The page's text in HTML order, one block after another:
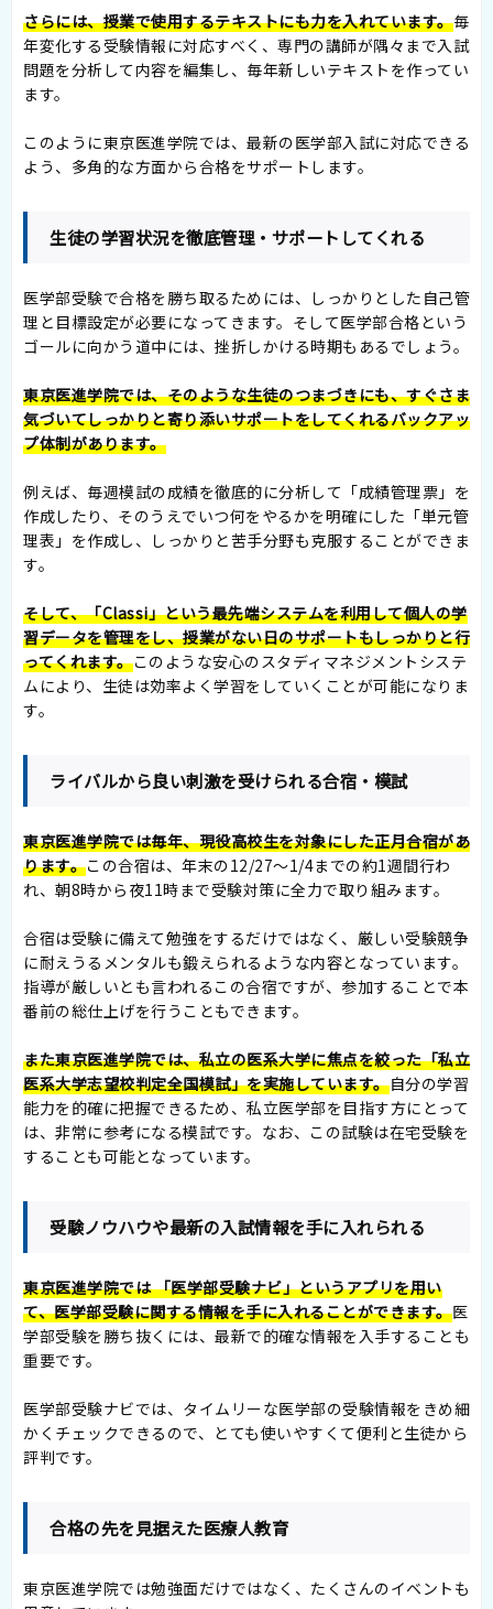
さらには、授業で使用するテキストにも力を入れています。毎
年変化する受験情報に対応すべく、専門の講師が隅々まで入試
問題を分析して内容を編集し、毎年新しいテキストを作ってい
ます。
このように東京医進学院では、最新の医学部入試に対応できる
よう、多角的な方面から合格をサポートします。
生徒の学習状況を徹底管理・サポートしてくれる
医学部受験で合格を勝ち取るためには、しっかりとした自己管
理と目標設定が必要になってきます。そして医学部合格という
ゴールに向かう道中には、挫折しかける時期もあるでしょう。
東京医進学院では、そのような生徒のつまづきにも、すぐさま
気づいてしっかりと寄り添いサポートをしてくれるバックアッ
プ体制があります。
例えば、毎週模試の成績を徹底的に分析して「成績管理票」を
作成したり、そのうえでいつ何をやるかを明確にした「単元管
理表」を作成し、しっかりと苦手分野も克服することができま
す。
そして、「Classi」という最先端システムを利用して個人の学
習データを管理をし、授業がない日のサポートもしっかりと行
ってくれます。このような安心のスタディマネジメントシステ
ムにより、生徒は効率よく学習をしていくことが可能になりま
す。
ライバルから良い刺激を受けられる合宿・模試
東京医進学院では毎年、現役高校生を対象にした正月合宿があ
ります。この合宿は、年末の12/27～1/4までの約1週間行わ
れ、朝8時から夜11時まで受験対策に全力で取り組みます。
合宿は受験に備えて勉強をするだけではなく、厳しい受験競争
に耐えうるメンタルも鍛えられるような内容となっています。
指導が厳しいとも言われるこの合宿ですが、参加することで本
番前の総仕上げを行うこともできます。
また東京医進学院では、私立の医系大学に焦点を絞った「私立
医系大学志望校判定全国模試」を実施しています。自分の学習
能力を的確に把握できるため、私立医学部を目指す方にとって
は、非常に参考になる模試です。なお、この試験は在宅受験を
することも可能となっています。
受験ノウハウや最新の入試情報を手に入れられる
東京医進学院では 「医学部受験ナビ」というアプリを用い
て、医学部受験に関する情報を手に入れることができます。医
学部受験を勝ち抜くには、最新で的確な情報を入手することも
重要です。
医学部受験ナビでは、タイムリーな医学部の受験情報をきめ細
かくチェックできるので、とても使いやすくて便利と生徒から
評判です。
合格の先を見据えた医療人教育
東京医進学院では勉強面だけではなく、たくさんのイベントも